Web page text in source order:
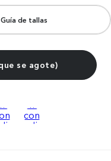
Guía de tallas